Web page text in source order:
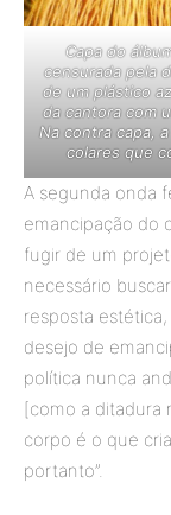
Capa do
censurada pela
de um plástico
da cantora com
Na contra capa,
colares que
A segunda onda
emancipação do
fugir de um
necessário
resposta
desejo de
política nunca
[como a ditadura
corpo é o que
portanto”.